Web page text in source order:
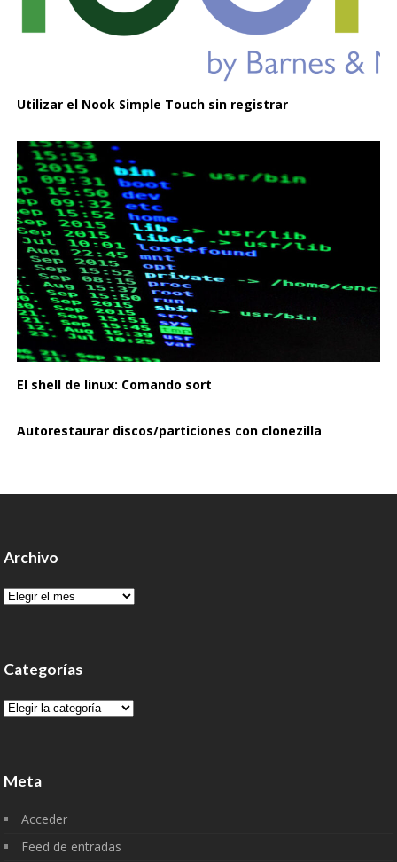
Utilizar el Nook Simple Touch sin registrar
El shell de linux: Comando sort
Autorestaurar discos/particiones con clonezilla
Archivo
Archivo
Categorías
Categorías
Meta
Acceder
Feed de entradas